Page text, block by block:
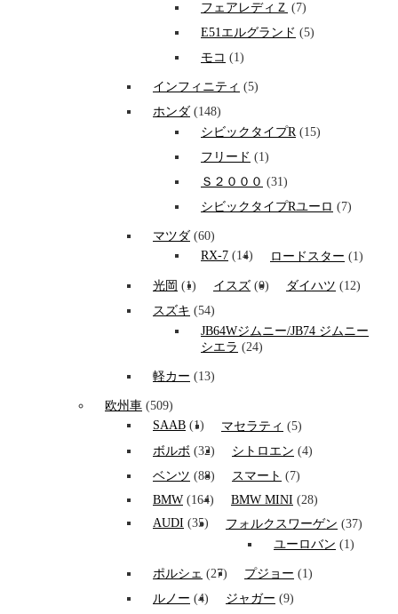
フェアレディＺ (7)
E51エルグランド (5)
モコ (1)
インフィニティ (5)
ホンダ (148)
シビックタイプR(15)
フリード (1)
Ｓ２０００ (31)
シビックタイプRユーロ (7)
マツダ (60)
RX-7 (14) ロードスター (1)
光岡 (1) イスズ (0) ダイハツ (12)
スズキ (54)
JB64Wジムニー/JB74 ジムニー
シエラ (24)
軽カー (13)
欧州車 (509)
SAAB (1) マセラティ (5)
ボルボ (32) シトロエン (4)
ベンツ (88) スマート (7)
BMW (164) BMW MINI (28)
AUDI (35) フォルクスワーゲン (37)
ユーロバン (1)
ポルシェ (27) プジョー (1)
ルノー (4) ジャガー (9)